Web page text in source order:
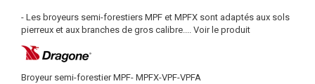
- Les broyeurs semi-forestiers MPF et MPFX sont adaptés aux sols
pierreux et aux branches de gros calibre.... Voir le produit
Broyeur semi-forestier MPF- MPFX-VPF-VPFA